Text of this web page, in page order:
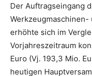
Der Auftragseingang
erhöhte sich im
Vorjahreszeitraum
Euro (Vj. 193,3 Mio.
heutigen